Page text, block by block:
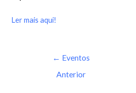
Ler mais aqui!
← Eventos
Anterior